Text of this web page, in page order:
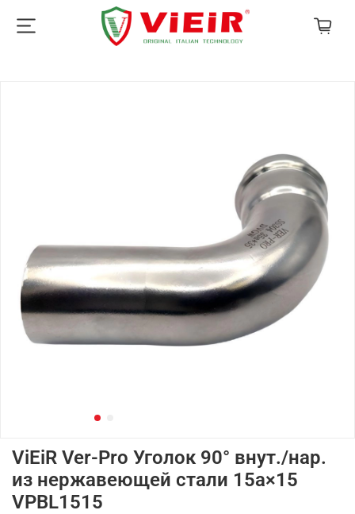
ViEiR Ver-Pro Уголок 90° внут./нар.
из нержавеющей стали 15а×15
VPBL1515